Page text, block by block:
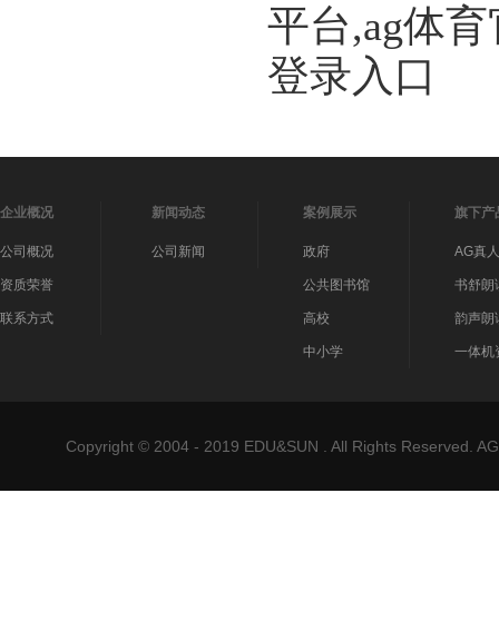
平台,ag体
登录入口
企业概况
公司概况
资质荣誉
联系方式
新闻动态
公司新闻
案例展示
政府
公共图书馆
高校
中小学
旗下产
AG真
书舒朗
韵声朗
一体机
Copyright © 2004 - 2019 EDU&SUN . All Rights Reserved.